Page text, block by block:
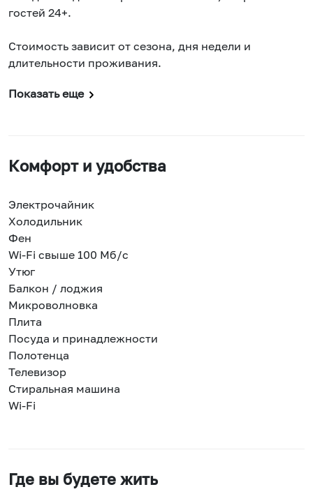
гостей 24+.
Стоимость зависит от сезона, дня недели и
длительности проживания.
Показать еще
Комфорт и удобства
Электрочайник
Холодильник
Фен
Wi-Fi свыше 100 Мб/с
Утюг
Балкон / лоджия
Микроволновка
Плита
Посуда и принадлежности
Полотенца
Телевизор
Стиральная машина
Wi-Fi
Где вы будете жить